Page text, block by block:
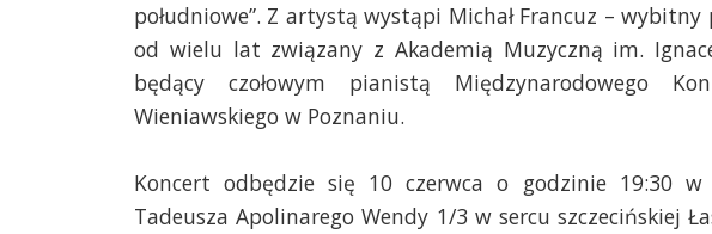
południowe”. Z artystą wystąpi Michał Francuz –
od wielu lat związany z Akademią Muzyczną im.
będący czołowym pianistą Międzynarodowego
Wieniawskiego w Poznaniu.
Koncert odbędzie się 10 czerwca o godzinie 19:30
Tadeusza Apolinarego Wendy 1/3 w sercu szczecińskiej